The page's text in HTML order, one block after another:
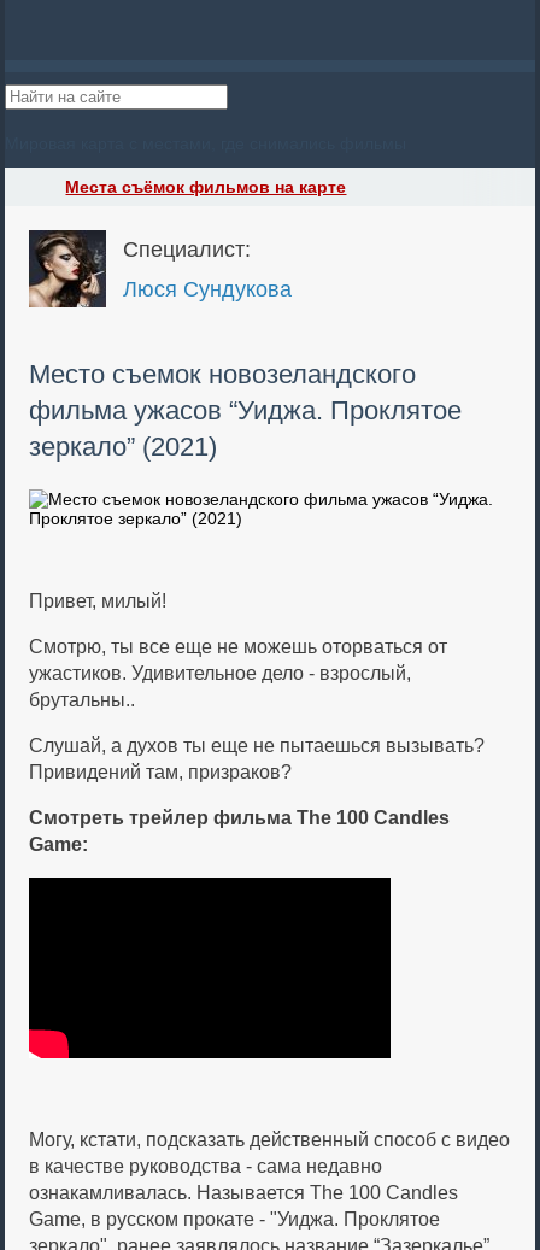
Места съёмок фильмов на карте
Специалист:
Люся Сундукова
Место съемок новозеландского
фильма ужасов “Уиджа. Проклятое
зеркало” (2021)
Привет, милый!
Смотрю, ты все еще не можешь оторваться от
ужастиков. Удивительное дело - взрослый,
брутальны..
Слушай, а духов ты еще не пытаешься вызывать?
Привидений там, призраков?
Смотреть трейлер фильма The 100 Candles
Game:
Могу, кстати, подсказать действенный способ с видео
в качестве руководства - сама недавно
ознакамливалась. Называется The 100 Candles
Game, в русском прокате - "Уиджа. Проклятое
зеркало", ранее заявлялось название “Зазеркалье”.